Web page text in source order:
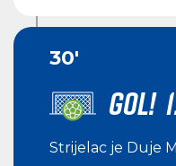
30'
GOL!
Strijelac je Duje